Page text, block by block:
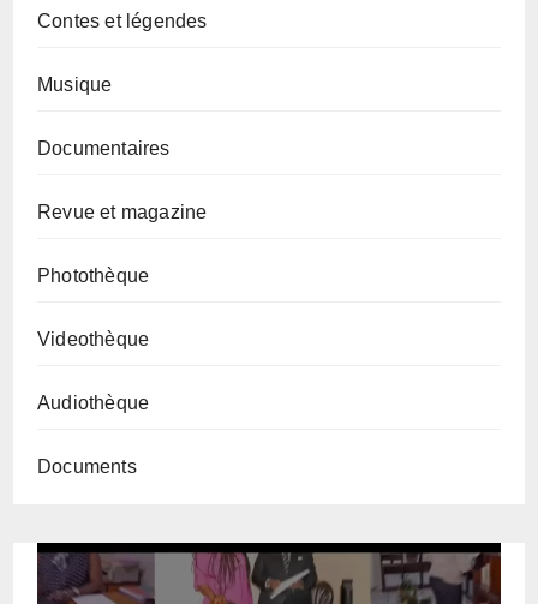
Contes et légendes
Musique
Documentaires
Revue et magazine
Photothèque
Videothèque
Audiothèque
Documents